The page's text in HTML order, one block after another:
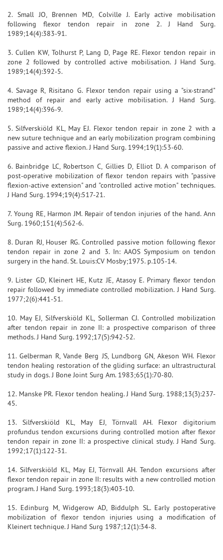
2. Small JO, Brennen MD, Colville J. Early active mobilisation
following flexor tendon repair in zone 2. J Hand Surg.
1989;14(4):383-91.
3. Cullen KW, Tolhurst P, Lang D, Page RE. Flexor tendon repair in
zone 2 followed by controlled active mobilisation. J Hand Surg.
1989;14(4):392-5.
4. Savage R, Risitano G. Flexor tendon repair using a "six-strand"
method of repair and early active mobilisation. J Hand Surg.
1989;14(4):396-9.
5. Silfverskiöld KL, May EJ. Flexor tendon repair in zone 2 with a
new suture technique and an early mobilization program combining
passive and active flexion. J Hand Surg. 1994;19(1):53-60.
6. Bainbridge LC, Robertson C, Gillies D, Elliot D. A comparison of
post-operative mobilization of flexor tendon repairs with "passive
flexion-active extension" and "controlled active motion" techniques.
J Hand Surg. 1994;19(4):517-21.
7. Young RE, Harmon JM. Repair of tendon injuries of the hand. Ann
Surg. 1960;151(4):562-6.
8. Duran RJ, Houser RG. Controlled passive motion following flexor
tendon repair in zone 2 and 3. In: AAOS Symposium on tendon
surgery in the hand. St. Louis:CV Mosby;1975. p.105-14.
9. Lister GD, Kleinert HE, Kutz JE, Atasoy E. Primary flexor tendon
repair followed by immediate controlled mobilization. J Hand Surg.
1977;2(6):441-51.
10. May EJ, Silfverskiöld KL, Sollerman CJ. Controlled mobilization
after tendon repair in zone II: a prospective comparison of three
methods. J Hand Surg. 1992;17(5):942-52.
11. Gelberman R, Vande Berg JS, Lundborg GN, Akeson WH. Flexor
tendon healing restoration of the gliding surface: an ultrastructural
study in dogs. J Bone Joint Surg Am. 1983;65(1):70-80.
12. Manske PR. Flexor tendon healing. J Hand Surg. 1988;13(3):237-
45.
13. Silfverskiöld KL, May EJ, Törnvall AH. Flexor digitorium
profundus tendon excursions during controlled motion after flexor
tendon repair in zone II: a prospective clinical study. J Hand Surg.
1992;17(1):122-31.
14. Silfverskiöld KL, May EJ, Törnvall AH. Tendon excursions after
flexor tendon repair in zone II: results with a new controlled motion
program. J Hand Surg. 1993;18(3):403-10.
15. Edinburg M, Widgerow AD, Biddulph SL. Early postoperative
mobilization of flexor tendon injuries using a modification of
Kleinert technique. J Hand Surg 1987;12(1):34-8.